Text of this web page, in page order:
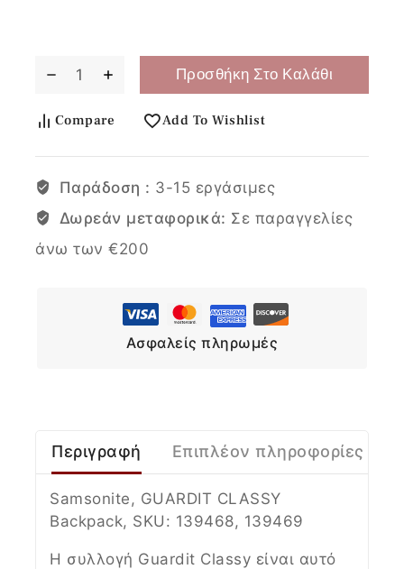
Προσθήκη Στο Καλάθι
Compare Add To Wishlist
Παράδοση : 3-15 εργάσιμες
Δωρεάν μεταφορικά: Σε παραγγελίες
άνω των €200
Ασφαλείς πληρωμές
Περιγραφή Επιπλέον πληροφορίες
Samsonite, GUARDIT CLASSY
Backpack, SKU: 139468, 139469
Η συλλογή Guardit Classy είναι αυτό